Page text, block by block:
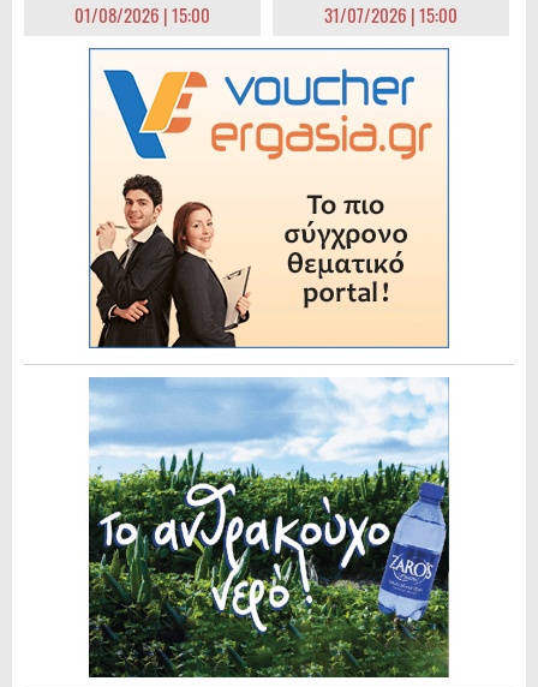
01/08/2026 | 15:00 31/07/2026 | 15:00